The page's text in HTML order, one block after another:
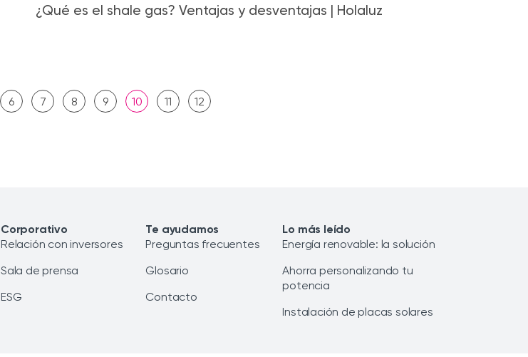
¿Qué es el shale gas? Ventajas y desventajas | Holaluz
6 7 8 9 10 11 12
Corporativo
Relación con inversores
Sala de prensa
ESG
Te ayudamos
Preguntas frecuentes
Glosario
Contacto
Lo más leído
Energía renovable: la solución
Ahorra personalizando tu
potencia
Instalación de placas solares